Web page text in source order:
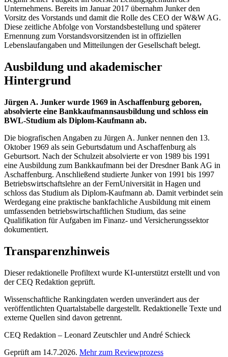
Unternehmens. Bereits im Januar 2017 übernahm Junker den
Vorsitz des Vorstands und damit die Rolle des CEO der W&W AG.
Diese zeitliche Abfolge von Vorstandsbestellung und späterer
Ernennung zum Vorstandsvorsitzenden ist in offiziellen
Lebenslaufangaben und Mitteilungen der Gesellschaft belegt.
Ausbildung und akademischer
Hintergrund
Jürgen A. Junker wurde 1969 in Aschaffenburg geboren,
absolvierte eine Bankkaufmannsausbildung und schloss ein
BWL-Studium als Diplom-Kaufmann ab.
Die biografischen Angaben zu Jürgen A. Junker nennen den 13.
Oktober 1969 als sein Geburtsdatum und Aschaffenburg als
Geburtsort. Nach der Schulzeit absolvierte er von 1989 bis 1991
eine Ausbildung zum Bankkaufmann bei der Dresdner Bank AG in
Aschaffenburg. Anschließend studierte Junker von 1991 bis 1997
Betriebswirtschaftslehre an der FernUniversität in Hagen und
schloss das Studium als Diplom-Kaufmann ab. Damit verbindet sein
Werdegang eine praktische bankfachliche Ausbildung mit einem
umfassenden betriebswirtschaftlichen Studium, das seine
Qualifikation für Aufgaben im Finanz- und Versicherungssektor
dokumentiert.
Transparenzhinweis
Dieser redaktionelle Profiltext wurde KI-unterstützt erstellt und von
der CEQ Redaktion geprüft.
Wissenschaftliche Rankingdaten werden unverändert aus der
veröffentlichten Quartalstabelle dargestellt. Redaktionelle Texte und
externe Quellen sind davon getrennt.
CEQ Redaktion – Leonard Zeutschler und André Schieck
Geprüft am 14.7.2026. Mehr zum Reviewprozess